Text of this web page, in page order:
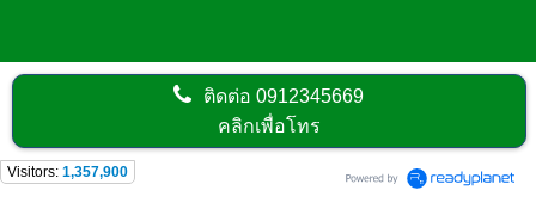
ติดต่อ0912345669
คลิกเพื่อโทร
Visitors: 1,357,900